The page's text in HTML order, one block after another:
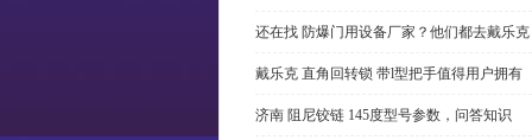
还在找 防爆门用设备厂家？他们都去戴乐克
戴乐克 直角回转锁 带l型把手值得用户拥有
济南 阻尼铰链 145度型号参数，问答知识